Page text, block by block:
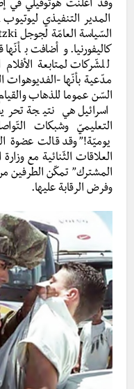
وقد أعلنت هوتوفيلي في
كاليفورنيا. وأضافت
للشّركات لمتابعة
مدّعية بأنّها -
السّن عموما للذهاب
اسرائيل هي نتيجة
التعليميّ وشبكات
يوميّة!” وقد قالت عضوة
العلاقات الثّنائية مع
المشترك” تمكّن الطرفين
وفرض الرقابة عليها.